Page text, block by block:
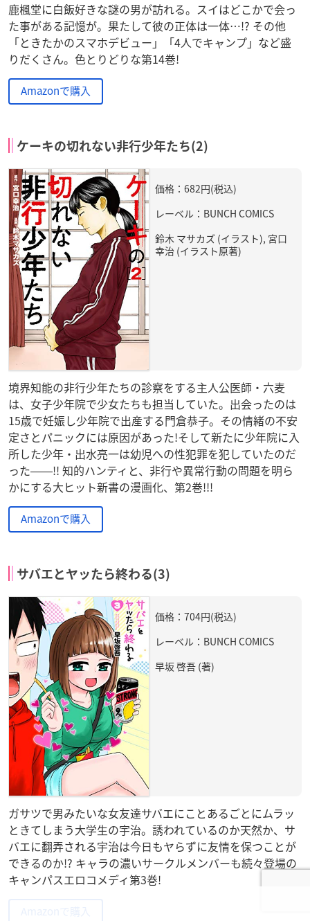
鹿楓堂に白飯好きな謎の男が訪れる。スイはどこかで会っ
た事がある記憶が。果たして彼の正体は一体…!? その他
「ときたかのスマホデビュー」「4人でキャンプ」など盛
りだくさん。色とりどりな第14巻!
Amazonで購入
ケーキの切れない非行少年たち(2)
価格：682円(税込)
レーベル：BUNCH COMICS
鈴木 マサカズ (イラスト), 宮口
幸治 (イラスト原著)
境界知能の非行少年たちの診察をする主人公医師・六麦
は、女子少年院で少女たちも担当していた。出会ったのは
15歳で妊娠し少年院で出産する門倉恭子。その情緒の不安
定さとパニックには原因があった!そして新たに少年院に入
所した少年・出水亮一は幼児への性犯罪を犯していたのだ
った――!! 知的ハンティと、非行や異常行動の問題を明ら
かにする大ヒット新書の漫画化、第2巻!!!
Amazonで購入
サバエとヤッたら終わる(3)
価格：704円(税込)
レーベル：BUNCH COMICS
早坂 啓吾 (著)
ガサツで男みたいな女友達サバエにことあるごとにムラッ
ときてしまう大学生の宇治。誘われているのか天然か、サ
バエに翻弄される宇治は今日もヤらずに友情を保つことが
できるのか!? キャラの濃いサークルメンバーも続々登場の
キャンパスエロコメディ第3巻!